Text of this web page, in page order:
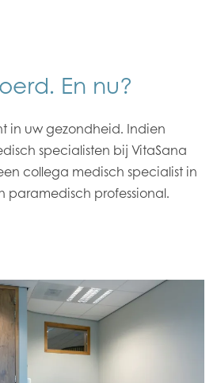
En nu?
in uw gezondheid. Indien
specialisten bij VitaSana
collega medisch specialist in
paramedisch professional.